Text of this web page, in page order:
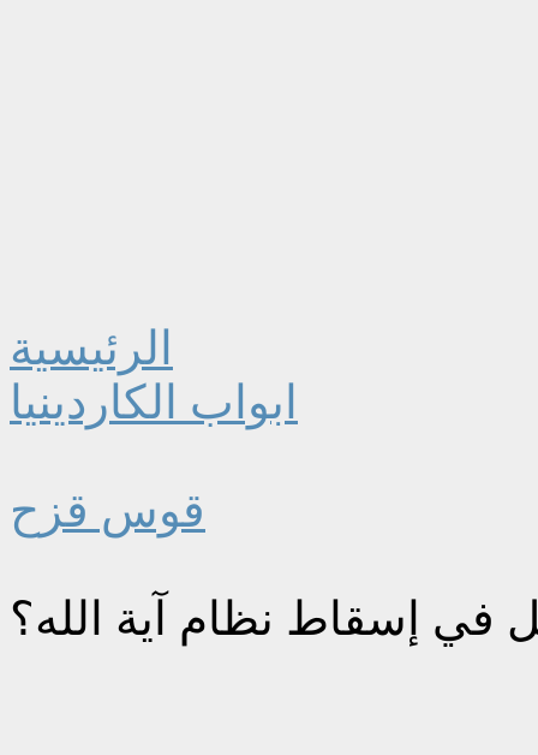
الرئيسية
ابواب الكاردينيا
قوس قزح
في إسقاط نظام آية الله؟